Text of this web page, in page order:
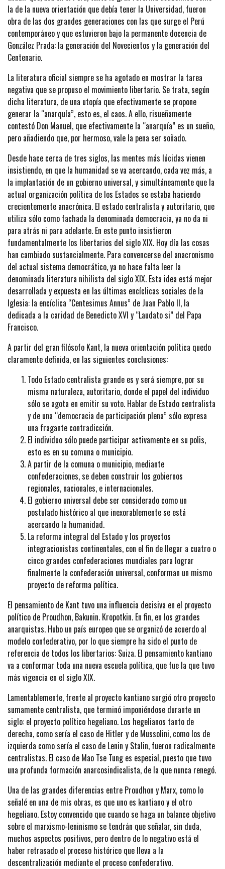
la de la nueva orientación que debía tener la Universidad, fueron
obra de las dos grandes generaciones con las que surge el Perú
contemporáneo y que estuvieron bajo la permanente docencia de
González Prada: la generación del Novecientos y la generación del
Centenario.
La literatura oficial siempre se ha agotado en mostrar la tarea
negativa que se propuso el movimiento libertario. Se trata, según
dicha literatura, de una utopía que efectivamente se propone
generar la “anarquía”, esto es, el caos. A ello, risueñamente
contestó Don Manuel, que efectivamente la “anarquía” es un sueño,
pero añadiendo que, por hermoso, vale la pena ser soñado.
Desde hace cerca de tres siglos, las mentes más lúcidas vienen
insistiendo, en que la humanidad se va acercando, cada vez más, a
la implantación de un gobierno universal, y simultáneamente que la
actual organización política de los Estados se estaba haciendo
crecientemente anacrónica. El estado centralista y autoritario, que
utiliza sólo como fachada la denominada democracia, ya no da ni
para atrás ni para adelante. En este punto insistieron
fundamentalmente los libertarios del siglo XIX. Hoy día las cosas
han cambiado sustancialmente. Para convencerse del anacronismo
del actual sistema democrático, ya no hace falta leer la
denominada literatura nihilista del siglo XIX. Esta idea está mejor
desarrollada y expuesta en las últimas encíclicas sociales de la
Iglesia: la encíclica “Centesimus Annus” de Juan Pablo II, la
dedicada a la caridad de Benedicto XVI y “Laudato si” del Papa
Francisco.
A partir del gran filósofo Kant, la nueva orientación política quedo
claramente definida, en las siguientes conclusiones:
Todo Estado centralista grande es y será siempre, por su
misma naturaleza, autoritario, donde el papel del individuo
sólo se agota en emitir su voto. Hablar de Estado centralista
y de una “democracia de participación plena” sólo expresa
una fragante contradicción.
El individuo sólo puede participar activamente en su polis,
esto es en su comuna o municipio.
A partir de la comuna o municipio, mediante
confederaciones, se deben construir los gobiernos
regionales, nacionales, e internacionales.
El gobierno universal debe ser considerado como un
postulado histórico al que inexorablemente se está
acercando la humanidad.
La reforma integral del Estado y los proyectos
integracionistas continentales, con el fin de llegar a cuatro o
cinco grandes confederaciones mundiales para lograr
finalmente la confederación universal, conforman un mismo
proyecto de reforma política.
El pensamiento de Kant tuvo una influencia decisiva en el proyecto
político de Proudhon, Bakunin. Kropotkin. En fin, en los grandes
anarquistas. Hubo un país europeo que se organizó de acuerdo al
modelo confederativo, por lo que siempre ha sido el punto de
referencia de todos los libertarios: Suiza. El pensamiento kantiano
va a conformar toda una nueva escuela política, que fue la que tuvo
más vigencia en el siglo XIX.
Lamentablemente, frente al proyecto kantiano surgió otro proyecto
sumamente centralista, que terminó imponiéndose durante un
siglo: el proyecto político hegeliano. Los hegelianos tanto de
derecha, como sería el caso de Hitler y de Mussolini, como los de
izquierda como sería el caso de Lenin y Stalin, fueron radicalmente
centralistas. El caso de Mao Tse Tung es especial, puesto que tuvo
una profunda formación anarcosindicalista, de la que nunca renegó.
Una de las grandes diferencias entre Proudhon y Marx, como lo
señalé en una de mis obras, es que uno es kantiano y el otro
hegeliano. Estoy convencido que cuando se haga un balance objetivo
sobre el marxismo-leninismo se tendrán que señalar, sin duda,
muchos aspectos positivos, pero dentro de lo negativo está el
haber retrasado el proceso histórico que lleva a la
descentralización mediante el proceso confederativo.